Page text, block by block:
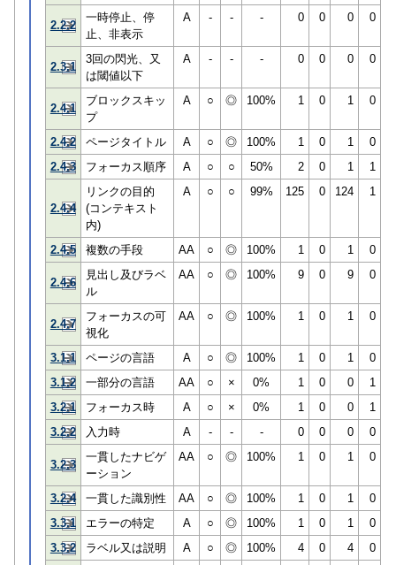
2.2.2
一時停止、停
止、非表示
A - - - 0 0 0 0
2.3.1
3回の閃光、又
は閾値以下
A - - - 0 0 0 0
2.4.1
ブロックスキッ
プ
A ○ ◎ 100% 1 0 1 0
2.4.2 ページタイトル A ○ ◎ 100% 1 0 1
0
2.4.3
フォーカス順序 A ○ ○ 50% 2 0 1 1
2.4.4
リンクの目的
(コンテキスト
内)
A ○ ○ 99% 125 0 124 1
2.4.5 複数の手段 AA ○ ◎ 100% 1 0 1 0
2.4.6
見出し及びラベ
ル
AA ○ ◎ 100% 9 0 9 0
2.4.7
フォーカスの可
視化
AA ○ ◎ 100% 1 0 1 0
3.1.1 ページの言語 A ○ ◎ 100% 1 0 1
0
3.1.2
一部分の言語 AA ○ × 0% 1 0 0
1
3.2.1
フォーカス時 A ○ × 0% 1 0 0
1
3.2.2
入力時 A - - - 0 0 0 0
3.2.3
一貫したナビゲ
ーション
AA ○ ◎ 100% 1 0 1 0
3.2.4 一貫した識別性 AA ○ ◎ 100% 1 0 1
0
3.3.1
エラーの特定 A ○ ◎ 100% 1 0 1
0
3.3.2
ラベル又は説明 A ○ ◎ 100% 4 0 4 0